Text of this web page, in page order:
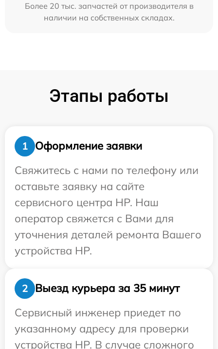
Более 20 тыс. запчастей от производителя в
наличии на собственных складах.
Этапы работы
1
Оформление заявки
Свяжитесь с нами по телефону или
оставьте заявку на сайте
сервисного центра HP. Наш
оператор свяжется с Вами для
уточнения деталей ремонта Вашего
устройства HP.
2
Выезд курьера за 35 минут
Сервисный инженер приедет по
указанному адресу для проверки
устройства HP. В случае сложного